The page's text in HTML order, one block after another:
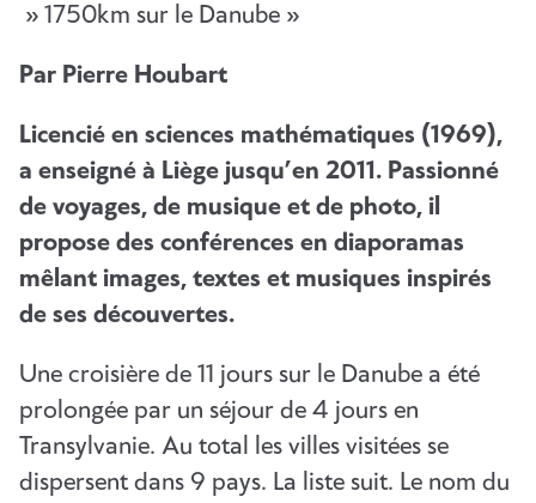
» 1750km sur le Danube »
Par Pierre Houbart
Licencié en sciences mathématiques (1969),
a enseigné à Liège jusqu’en 2011. Passionné
de voyages, de musique et de photo, il
propose des conférences en diaporamas
mêlant images, textes et musiques inspirés
de ses découvertes.
Une croisière de 11 jours sur le Danube a été
prolongée par un séjour de 4 jours en
Transylvanie. Au total les villes visitées se
dispersent dans 9 pays. La liste suit. Le nom du